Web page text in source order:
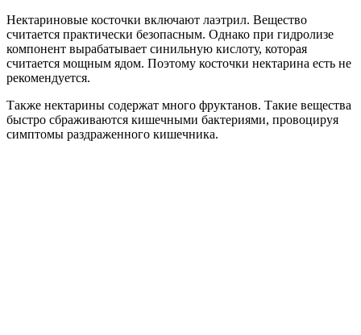
Нектариновые косточки включают лаэтрил. Вещество
считается практически безопасным. Однако при гидролизе
компонент вырабатывает синильную кислоту, которая
считается мощным ядом. Поэтому косточки нектарина есть не
рекомендуется.
Также нектарины содержат много фруктанов. Такие вещества
быстро сбраживаются кишечными бактериями, провоцируя
симптомы раздраженного кишечника.